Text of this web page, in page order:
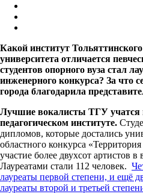
Какой институт Тольяттинского
университета отличается
студентов опорного вуза стал
инженерного конкурса? За что
города благодарила
Лучшие вокалисты ТГУ учатся
педагогическом институте.
дипломов, которые достались
областного конкурса
участие более двухсот артистов в
Лауреатами стали 112 человек.
лауреаты первой степени, и ещё
лауреаты второй и третьей